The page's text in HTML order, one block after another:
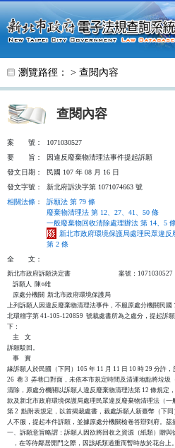
跳至主要內容
瀏覽路徑： > 查閱內容
查閱內容
案 號：
1071030527
要
旨：
因違反廢棄物清理法事件提起訴願
發文日期：
民國 107 年 08 月 16 日
發文字號：
新北府訴決字第 1071074663 號
相關法條 ：
訴願法 第 79 條
廢棄物清理法 第 12、27、41、50 條
一般廢棄物回收清除處理辦法 第 14、5
新北市政府環境保護局處理民眾違
第 2 條
全
文：
新北市政府訴願決定書                                  案號：1071030527
    訴願人  陳○雄
    原處分機關  新北市政府環境保護局
上列訴願人因違反廢棄物清理法事件，不服原處分機關民國
北環稽字第 41-105-120859  號裁處書所為之處分，提起訴
下：
    主    文
訴願駁回。
    事    實
緣訴願人於民國（下同）105 年 11 月 11 日 10 時 29 分許
26  巷 3  弄巷口對面，未依本市規定時間及清運地點將垃圾
清除，原處分機關以訴願人違反廢棄物清理法第 12 條規定
款及新北市政府環境保護局處理民眾違反廢棄物清理法（一
第 2  點附表規定，以首揭裁處書，裁處訴願人新臺幣（下
人不服，提起本件訴願，並據原處分機關檢卷答辯到府。茲
一、訴願意旨略謂：訴願人因欲將回收之資源（紙類）贈與
，在等待鄰居開門之際，因該紙類過重而暫時放於花台